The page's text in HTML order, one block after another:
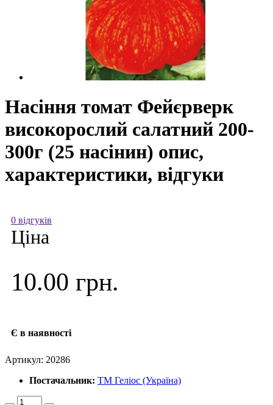
Насіння томат Фейєрверк
високорослий салатний 200-
300г (25 насінин) опис,
характеристики, відгуки
0 відгуків
Ціна
10.00 грн.
Є в наявності
Артикул: 20286
Постачальник: ТМ Геліос (Україна)